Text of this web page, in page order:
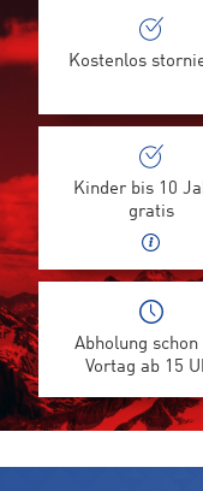
Kostenlos
Kinder bis 10
gratis
Abholung schon
Vortag ab 15